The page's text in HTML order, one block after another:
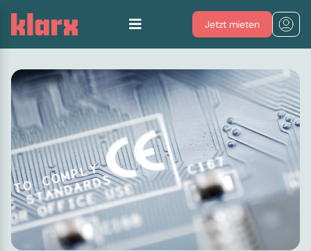
Jetzt mieten